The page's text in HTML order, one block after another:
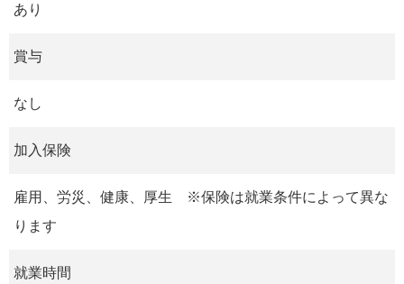
あり
賞与
なし
加入保険
雇用、労災、健康、厚生 ※保険は就業条件によって異な
ります
就業時間